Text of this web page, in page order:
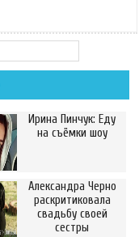
Ирина Пинчук: Еду
на съёмки шоу
Александра Черно
раскритиковала
свадьбу своей
сестры